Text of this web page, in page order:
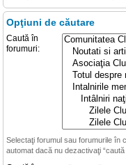
Opţiuni de căutare
Caută în
forumuri:
Selectaţi forumul sau forumurile în
automat dacă nu dezactivaţi “caută